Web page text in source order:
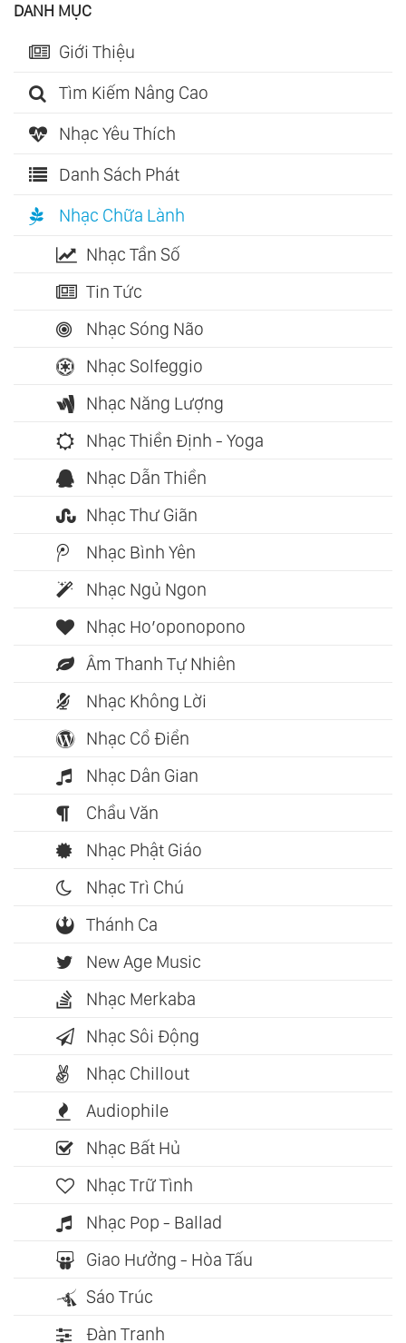
DANH MỤC
Giới Thiệu
Tìm Kiếm Nâng Cao
Nhạc Yêu Thích
Danh Sách Phát
Nhạc Chữa Lành
Nhạc Tần Số
Tin Tức
Nhạc Sóng Não
Nhạc Solfeggio
Nhạc Năng Lượng
Nhạc Thiền Định - Yoga
Nhạc Dẫn Thiền
Nhạc Thư Giãn
Nhạc Bình Yên
Nhạc Ngủ Ngon
Nhạc Ho’oponopono
Âm Thanh Tự Nhiên
Nhạc Không Lời
Nhạc Cổ Điển
Nhạc Dân Gian
Chầu Văn
Nhạc Phật Giáo
Nhạc Trì Chú
Thánh Ca
New Age Music
Nhạc Merkaba
Nhạc Sôi Động
Nhạc Chillout
Audiophile
Nhạc Bất Hủ
Nhạc Trữ Tình
Nhạc Pop - Ballad
Giao Hưởng - Hòa Tấu
Sáo Trúc
Đàn Tranh